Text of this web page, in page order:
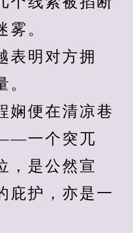
雾。
明对方拥
便在清凉巷
一个突兀
，是公然宣
庇护，亦是一